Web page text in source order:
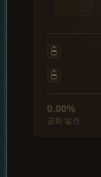
0.00%
금화 발견